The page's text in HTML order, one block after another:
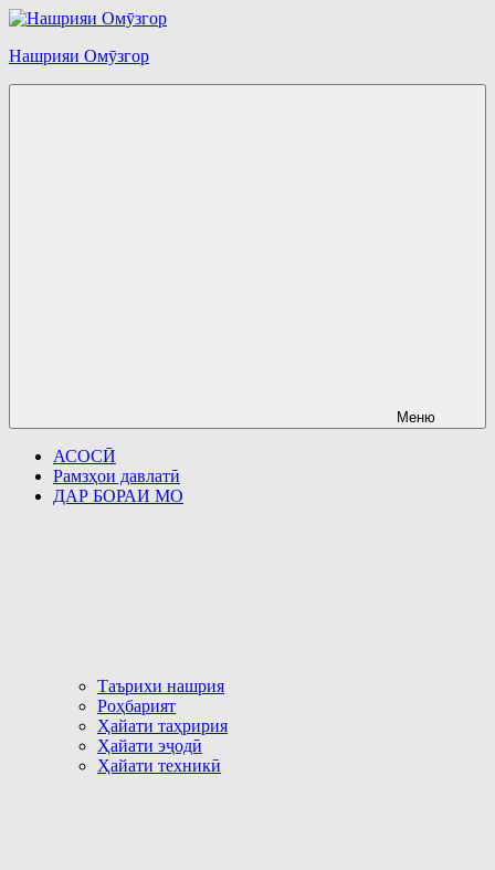
Перейти
содержимому
Нашрияи Омӯзгор
Меню
АСОСӢ
Рамзҳои давлатӣ
ДАР БОРАИ МО
Таърихи нашрия
Роҳбарият
Ҳайати таҳририя
Ҳайати эҷодӣ
Ҳайати техникӣ